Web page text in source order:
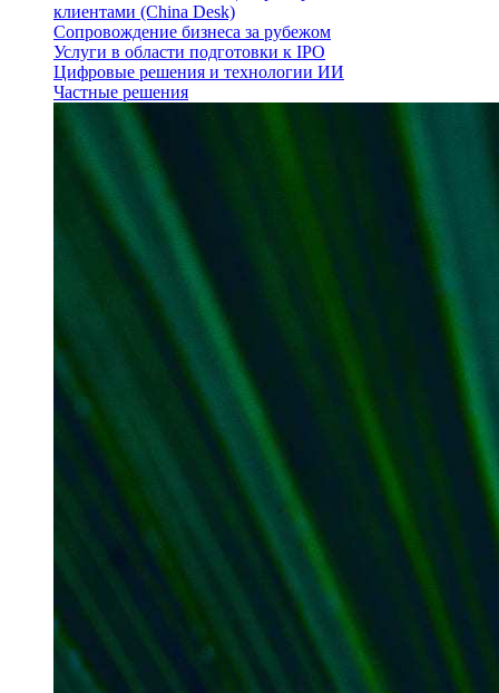
клиентами (China Desk)
Сопровождение бизнеса за рубежом
Услуги в области подготовки к IPO
Цифровые решения и технологии ИИ
Частные решения